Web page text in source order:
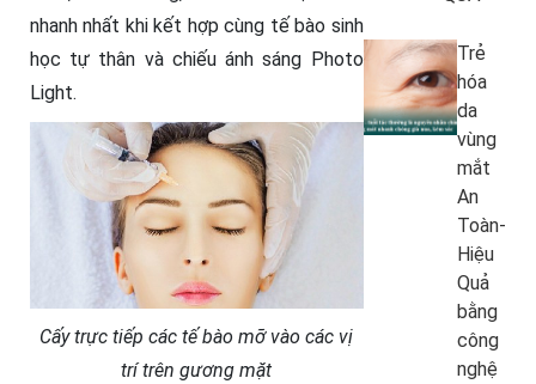
nhanh nhất khi kết hợp cùng tế bào sinh
học tự thân và chiếu ánh sáng Photo
Light.
Cấy trực tiếp các tế bào mỡ vào các vị
trí trên gương mặt
Trẻ
hóa
da
vùng
mắt
An
Toàn-
Hiệu
Quả
bằng
công
nghệ